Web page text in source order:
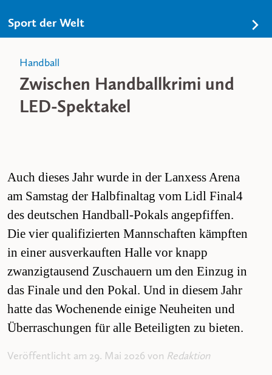
Sport der Welt
Handball
Zwischen Handballkrimi und
LED-Spektakel
Auch dieses Jahr wurde in der Lanxess Arena
am Samstag der Halbfinaltag vom Lidl Final4
des deutschen Handball-Pokals angepfiffen.
Die vier qualifizierten Mannschaften kämpften
in einer ausverkauften Halle vor knapp
zwanzigtausend Zuschauern um den Einzug in
das Finale und den Pokal. Und in diesem Jahr
hatte das Wochenende einige Neuheiten und
Überraschungen für alle Beteiligten zu bieten.
Veröffentlicht am 29. Mai 2026 von Redaktion